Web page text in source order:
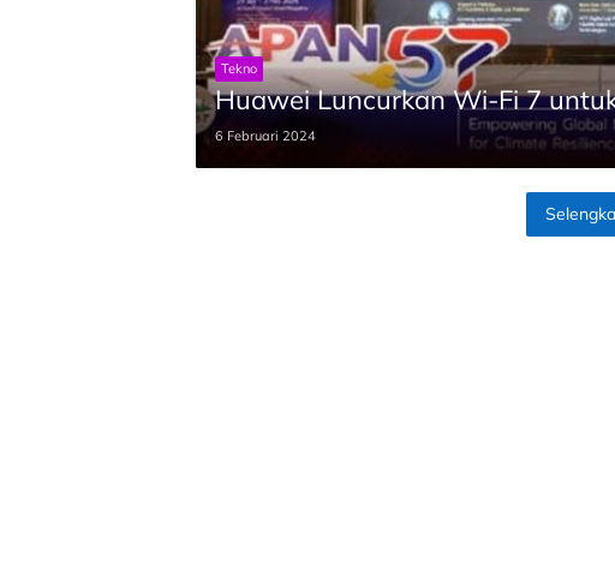
Tekno
Huawei Luncurkan Wi-Fi 7
6 Februari 2024